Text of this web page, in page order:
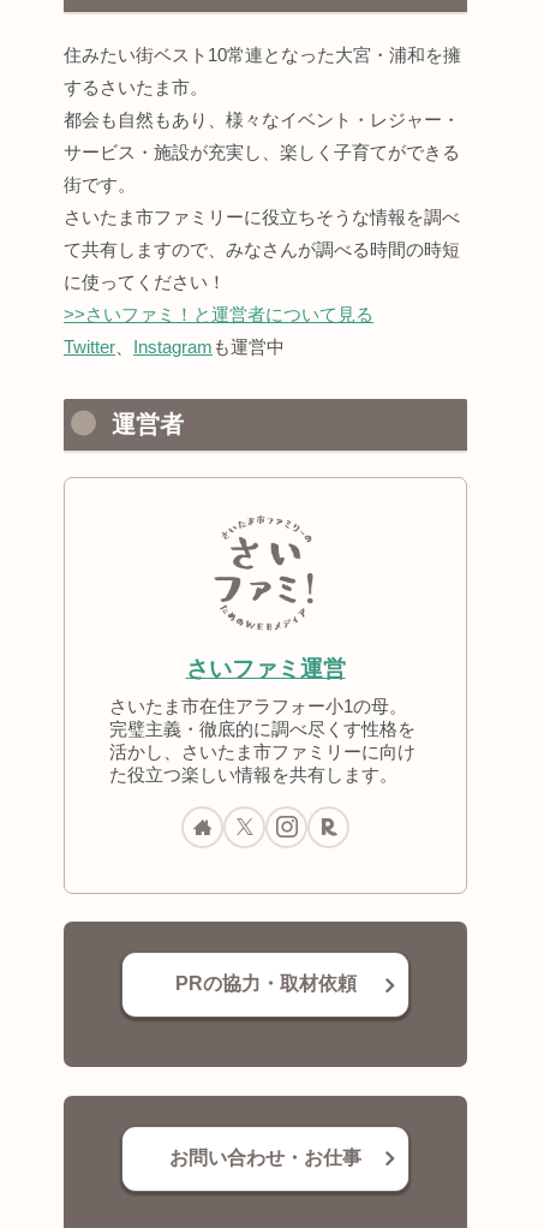
住みたい街ベスト10常連となった大宮・浦和を擁
するさいたま市。
都会も自然もあり、様々なイベント・レジャー・
サービス・施設が充実し、楽しく子育てができる
街です。
さいたま市ファミリーに役立ちそうな情報を調べ
て共有しますので、みなさんが調べる時間の時短
に使ってください！
>>さいファミ！と運営者について見る
Twitter
Instagram も運営中
運営者
さいファミ運営
さいたま市在住アラフォー小1の母。
完璧主義・徹底的に調べ尽くす性格を
活かし、さいたま市ファミリーに向け
た役立つ楽しい情報を共有します。
PRの協力・取材依頼
お問い合わせ・お仕事